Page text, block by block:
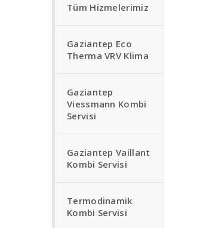
Tüm Hizmelerimiz
Gaziantep Eco
Therma VRV Klima
Gaziantep
Viessmann Kombi
Servisi
Gaziantep Vaillant
Kombi Servisi
Termodinamik
Kombi Servisi